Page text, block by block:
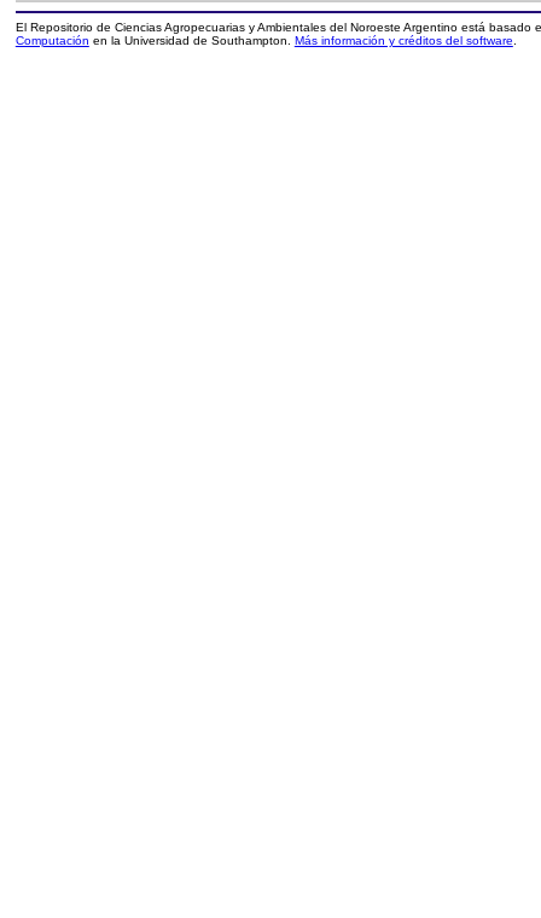
El Repositorio de Ciencias Agropecuarias y Ambientales del Noroeste Argentino está basado
Computación en la Universidad de Southampton. Más información y créditos del software